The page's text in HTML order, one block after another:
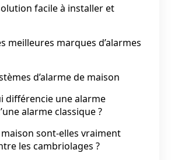
facile à installer et
meilleures marques d’alarmes
d’alarme de maison
différencie une alarme
alarme classique ?
maison sont-elles vraiment
les cambriolages ?